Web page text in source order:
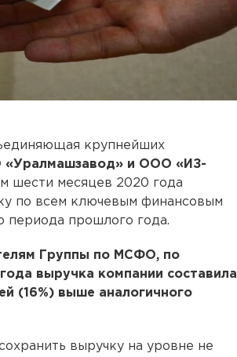
крупнейших
«Уралмашзавод» и ООО «ИЗ-
шести месяцев 2020 года
по всем ключевым финансовым
периода прошлого года.
Группы по МСФО, по
выручка компании составила
(16%) выше аналогичного
выручку на уровне не